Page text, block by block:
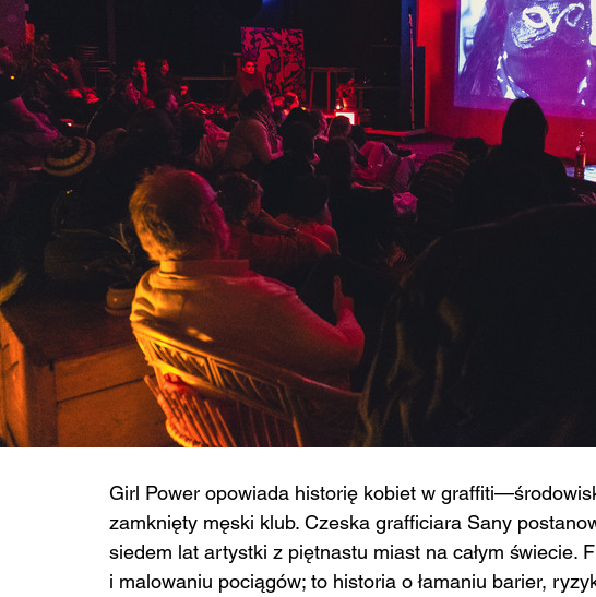
Girl Power opowiada historię kobiet w
zamknięty męski klub. Czeska grafficiara Sany
siedem lat artystki z piętnastu miast na całym świecie.
i malowaniu pociągów; to historia o łamaniu barier,